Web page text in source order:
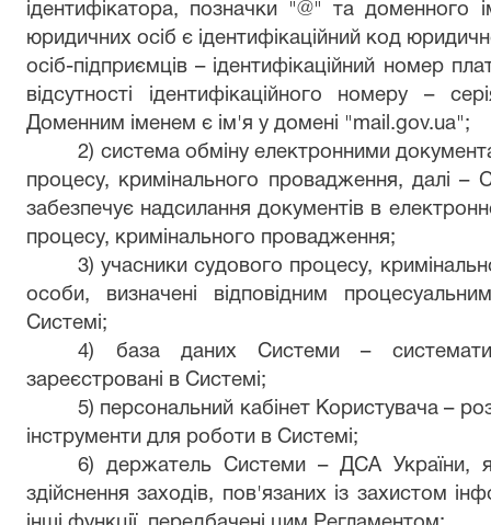
ідентифікатора, позначки "@" та доменного
юридичних осіб є ідентифікаційний код
осіб-підприємців – ідентифікаційний номер
відсутності ідентифікаційного номеру –
Доменним іменем є ім'я у домені "mail.gov.ua";
2) система обміну електронними
процесу, кримінального провадження, далі
забезпечує надсилання документів в
процесу, кримінального провадження;
3) учасники судового процесу,
особи, визначені відповідним
Системі;
4) база даних Системи –
зареєстровані в Системі;
5) персональний кабінет Користувача –
інструменти для роботи в Системі;
6) держатель Системи – ДСА України,
здійснення заходів, пов'язаних із захистом